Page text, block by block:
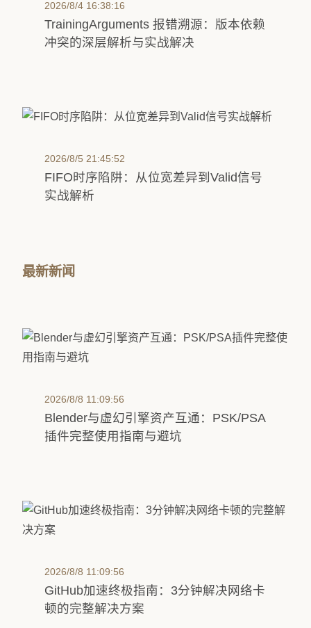
2026/8/4 16:38:16
TrainingArguments 报错溯源：版本依赖
冲突的深层解析与实战解决
2026/8/5 21:45:52
FIFO时序陷阱：从位宽差异到Valid信号
实战解析
最新新闻
2026/8/8 11:09:56
Blender与虚幻引擎资产互通：PSK/PSA
插件完整使用指南与避坑
2026/8/8 11:09:56
GitHub加速终极指南：3分钟解决网络卡
顿的完整解决方案